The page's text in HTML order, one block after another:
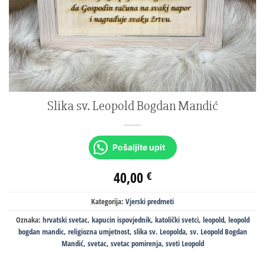
Slika sv. Leopold Bogdan Mandić
Pošaljite upit
40,00 €
Kategorija: Vjerski predmeti
Oznaka: hrvatski svetac, kapucin ispovjednik, katolički svetci, leopold, leopold
bogdan mandic, religiozna umjetnost, slika sv. Leopolda, sv. Leopold Bogdan
Mandić, svetac, svetac pomirenja, sveti Leopold